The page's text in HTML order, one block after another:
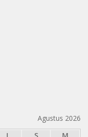
Agustus 2026